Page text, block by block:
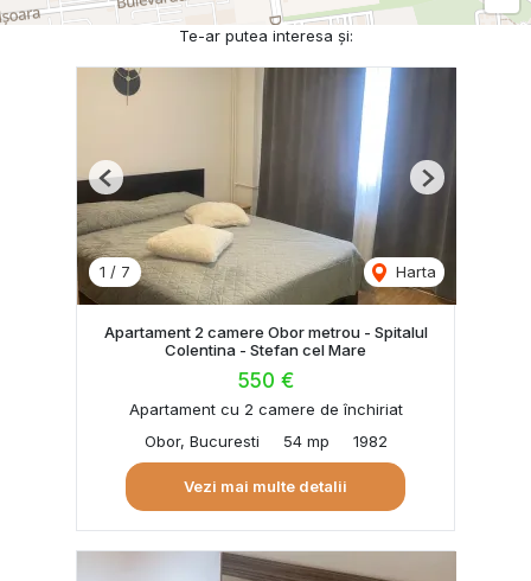
Te-ar putea interesa și:
1 / 7 Harta
Previous Next
Apartament 2 camere Obor metrou - Spitalul
Colentina - Stefan cel Mare
550 €
Apartament cu 2 camere de închiriat
Obor, Bucuresti
54 mp 1982
Vezi mai multe detalii